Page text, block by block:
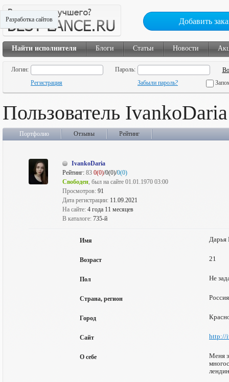
Добавить
Найти исполнителя Блоги Статьи Новости
Логин:
Пароль:
Регистрация
Забыли пароль?
Пользователь IvankoDaria
Портфолио Отзывы Рейтинг
IvankoDaria
Рейтинг: 83 0(0)/0(0)/0(0)
Свободен, был на сайте 01.01.1970 03:00
Просмотров: 91
Дата регистрации: 11.09.2021
На сайте: 4 года 11 месяцев
В каталоге: 735-й
Разработка сайтов
Имя Дарья
Возраст 21
Пол Не
Страна, регион
Город
Сайт http://
О себе
Меня